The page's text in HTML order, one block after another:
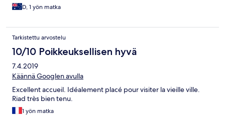
D, 1 yön matka
Tarkistettu arvostelu
10/10 Poikkeuksellisen hyvä
7.4.2019
Käännä Googlen avulla
Excellent accueil. Idéalement placé pour visiter la vieille ville.
Riad très bien tenu.
1 yön matka